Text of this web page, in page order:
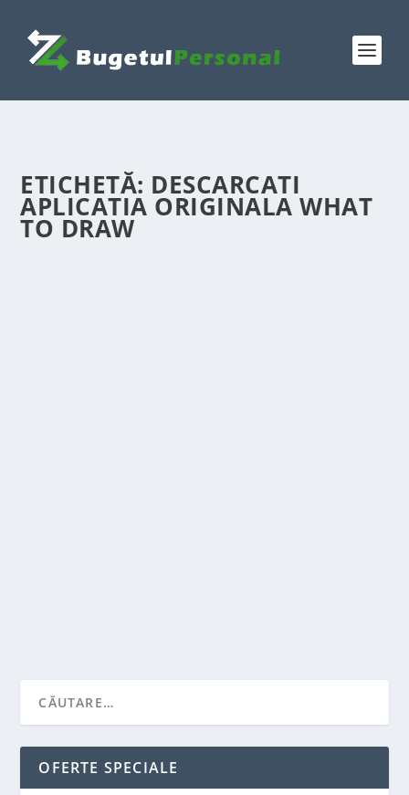
ETICHETĂ: DESCARCATI
APLICATIA ORIGINALA WHAT
TO DRAW
OFERTE SPECIALE